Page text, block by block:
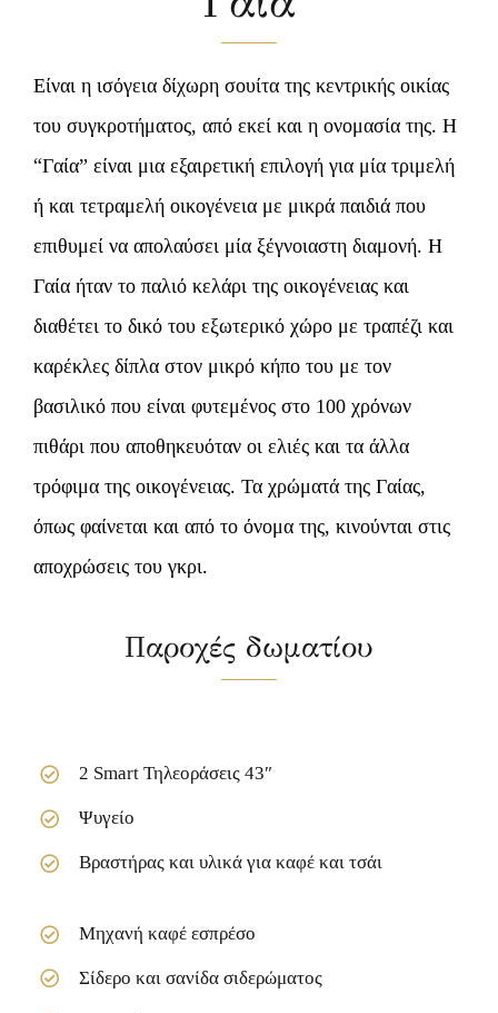
ΠΡΟΣΦΟΡΕΣ
ΚΡΑΤΗΣΗ
Είναι η ισόγεια δίχωρη σουίτα της κεντρικής οικίας
του συγκροτήματος, από εκεί και η ονομασία της. Η
“Γαία” είναι μια εξαιρετική επιλογή για μία τριμελή
ή και τετραμελή οικογένεια με μικρά παιδιά που
επιθυμεί να απολαύσει μία ξέγνοιαστη διαμονή. Η
Γαία ήταν το παλιό κελάρι της οικογένειας και
διαθέτει το δικό του εξωτερικό χώρο με τραπέζι και
καρέκλες δίπλα στον μικρό κήπο του με τον
βασιλικό που είναι φυτεμένος στο 100 χρόνων
πιθάρι που αποθηκευόταν οι ελιές και τα άλλα
τρόφιμα της οικογένειας. Τα χρώματά της Γαίας,
όπως φαίνεται και από το όνομα της, κινούνται στις
αποχρώσεις του γκρι.
Παροχές δωματίου
2 Smart Τηλεοράσεις 43″
Ψυγείο
Βραστήρας και υλικά για καφέ και τσάι
Μηχανή καφέ εσπρέσο
Σίδερο και σανίδα σιδερώματος